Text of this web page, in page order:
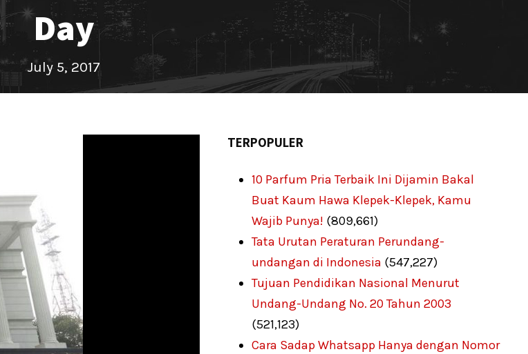
Day
July 5, 2017
TERPOPULER
10 Parfum Pria Terbaik Ini Dijamin Bakal
Buat Kaum Hawa Klepek-Klepek, Kamu
Wajib Punya! (809,661)
Tata Urutan Peraturan Perundang-
undangan di Indonesia (547,227)
Tujuan Pendidikan Nasional Menurut
Undang-Undang No. 20 Tahun 2003
(521,123)
Cara Sadap Whatsapp Hanya dengan Nomor